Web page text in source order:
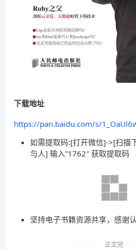
下载地址
https://pan.baidu.com/s/
如需提取码:[打开微信]->[扫描
与人] 输入”1762″ 获取提取码
坚持电子书籍资源共享，感谢认
正文完